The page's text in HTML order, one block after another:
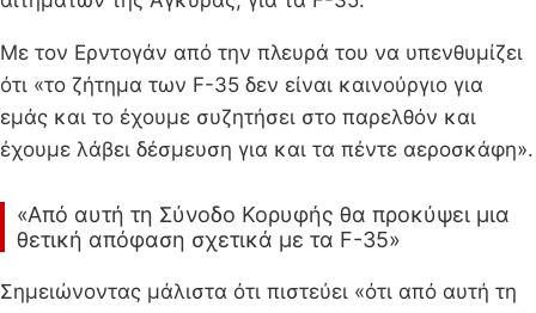
Με τον Ερντογάν από την πλευρά του να υπενθυμίζει
ότι «το ζήτημα των F-35 δεν είναι καινούργιο για
εμάς και το έχουμε συζητήσει στο παρελθόν και
έχουμε λάβει δέσμευση για και τα πέντε αεροσκάφη».
«Από αυτή τη Σύνοδο Κορυφής θα προκύψει μια
θετική απόφαση σχετικά με τα F-35»
Σημειώνοντας μάλιστα ότι πιστεύει «ότι από αυτή τη